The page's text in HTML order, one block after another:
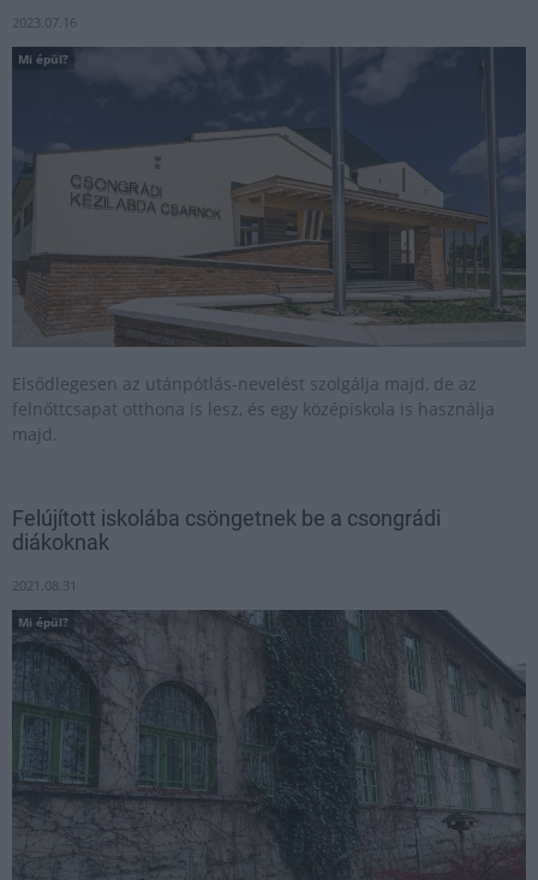
2023.07.16
Mi épül?
Elsődlegesen az utánpótlás-nevelést szolgálja majd, de az
felnőttcsapat otthona is lesz, és egy középiskola is használja
majd.
Felújított iskolába csöngetnek be a csongrádi
diákoknak
2021.08.31
Mi épül?